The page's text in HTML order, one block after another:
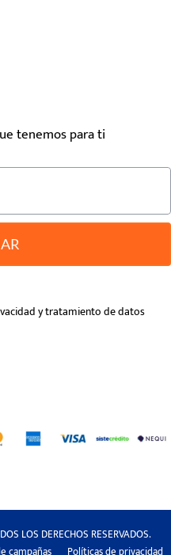
tenemos para ti
y tratamiento de datos
LOS DERECHOS RESERVADOS.